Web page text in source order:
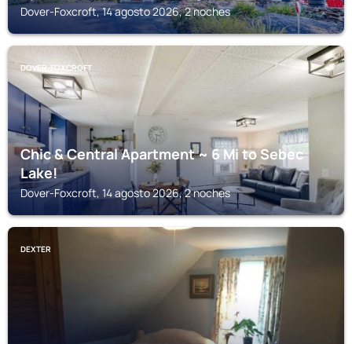
Dover-Foxcroft, 14 agosto 2026, 2 noches
DOVER-FOXCROFT
Chic & Central Apartment ~ 6 Mi to Sebec
Lake!
Dover-Foxcroft, 14 agosto 2026, 2 noches
DEXTER